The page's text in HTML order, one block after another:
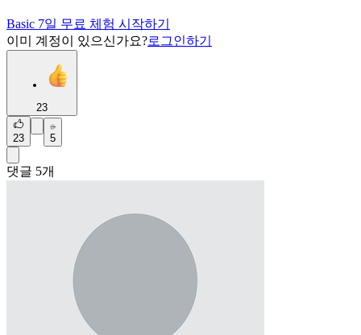
Basic 7일 무료 체험 시작하기
이미 계정이 있으신가요?로그인하기
23
23 5
댓글 5개